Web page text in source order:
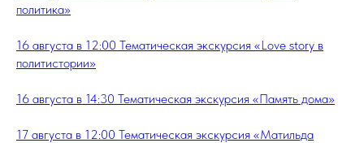
политика»
16 августа в 12:00 Тематическая экскурсия «Love story в
политистории»
16 августа в 14:30 Тематическая экскурсия «Память дома»
17 августа в 12:00 Тематическая экскурсия «Матильда